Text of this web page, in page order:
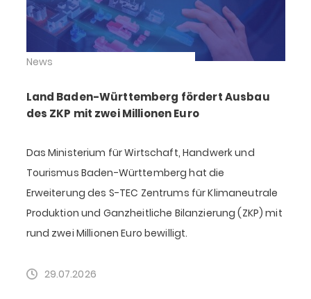
News
Land Baden-Württemberg fördert Ausbau
des ZKP mit zwei Millionen Euro
Das Ministerium für Wirtschaft, Handwerk und
Tourismus Baden-Württemberg hat die
Erweiterung des S-TEC Zentrums für Klimaneutrale
Produktion und Ganzheitliche Bilanzierung (ZKP) mit
rund zwei Millionen Euro bewilligt.
29.07.2026